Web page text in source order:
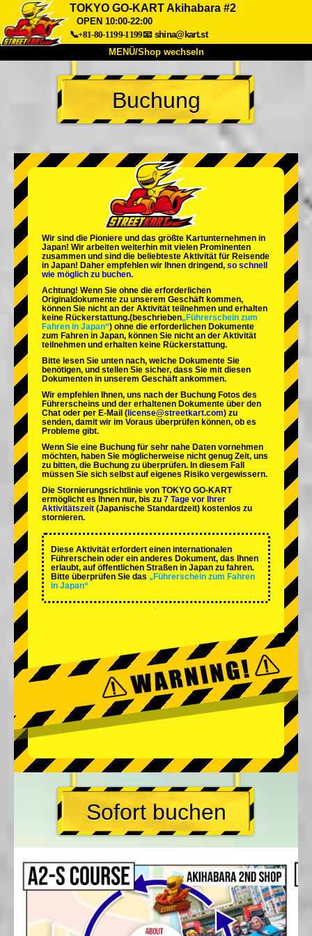
TOKYO GO-KART Akihabara #2
OPEN 10:00-22:00
📞+81-80-1199-1199📧 shina@kart.st
MENÜ/Shop wechseln
Über uns Spezifikationen Preise
Anfahrt Bewertungen
Buchung
Shop wechseln
Tokio Akihabara#1
Tokio Akihabara#2
Tokio Shibuya Annex Tokio Bucht
Tokio Asakusa Osaka
Okinawa
Buchung
Wir sind die Pioniere und das größte Kartunternehmen in
Japan! Wir arbeiten weiterhin mit vielen Prominenten
zusammen und sind die beliebteste Aktivität für Reisende
in Japan! Daher empfehlen wir Ihnen dringend, so schnell
wie möglich zu buchen.
Achtung! Wenn Sie ohne die erforderlichen
Originaldokumente zu unserem Geschäft kommen,
können Sie nicht an der Aktivität teilnehmen und erhalten
keine Rückerstattung.(beschrieben„Führerschein zum
Fahren in Japan“) ohne die erforderlichen Dokumente
zum Fahren in Japan, können Sie nicht an der Aktivität
teilnehmen und erhalten keine Rückerstattung.
Bitte lesen Sie unten nach, welche Dokumente Sie
benötigen, und stellen Sie sicher, dass Sie mit diesen
Dokumenten in unserem Geschäft ankommen.
Wir empfehlen Ihnen, uns nach der Buchung Fotos des
Führerscheins und der erhaltenen Dokumente über den
Chat oder per E-Mail ( license@streetkart.com) zu
senden, damit wir im Voraus überprüfen können, ob es
Probleme gibt.
Wenn Sie eine Buchung für sehr nahe Daten vornehmen
möchten, haben Sie möglicherweise nicht genug Zeit, uns
zu bitten, die Buchung zu überprüfen. In diesem Fall
müssen Sie sich selbst auf eigenes Risiko vergewissern.
Die Stornierungsrichtlinie von TOKYO GO-KART
ermöglicht es Ihnen nur, bis zu 7 Tage vor Ihrer
Aktivitätszeit (Japanische Standardzeit) kostenlos zu
stornieren.
Diese Aktivität erfordert einen internationalen
Führerschein oder ein anderes Dokument, das Ihnen
erlaubt, auf öffentlichen Straßen in Japan zu fahren.
Bitte überprüfen Sie das „Führerschein zum Fahren
in Japan“
Sofort buchen